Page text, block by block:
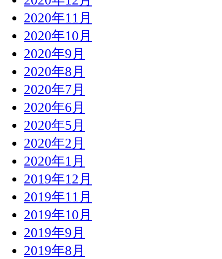
2020年11月
2020年10月
2020年9月
2020年8月
2020年7月
2020年6月
2020年5月
2020年2月
2020年1月
2019年12月
2019年11月
2019年10月
2019年9月
2019年8月